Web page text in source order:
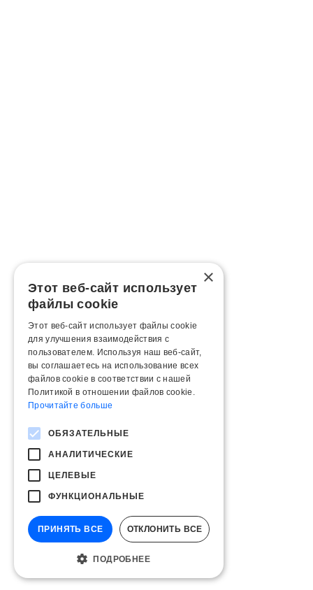
×
Этот веб-сайт использует
файлы cookie
Этот веб-сайт использует файлы cookie
для улучшения взаимодействия с
пользователем. Используя наш веб-сайт,
вы соглашаетесь на использование всех
файлов cookie в соответствии с нашей
Политикой в ​​отношении файлов cookie.
Прочитайте больше
ОБЯЗАТЕЛЬНЫЕ
АНАЛИТИЧЕСКИЕ
ЦЕЛЕВЫЕ
ФУНКЦИОНАЛЬНЫЕ
ПРИНЯТЬ ВСЕ ОТКЛОНИТЬ ВСЕ
ПОДРОБНЕЕ